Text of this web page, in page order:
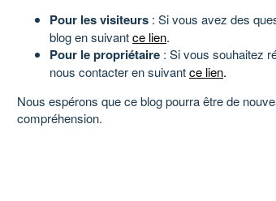
Pour les visiteurs : Si vous avez des
blog en suivantce lien.
Pour le propriétaire : Si vous souhaitez
nous contacter en suivantce lien.
Nous espérons que ce blog pourra être de
compréhension.